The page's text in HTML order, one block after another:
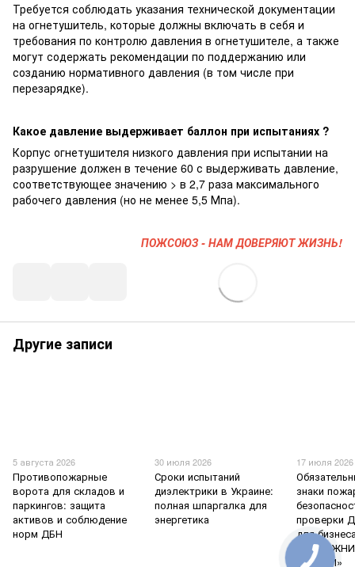
Требуется соблюдать указания технической документации
на огнетушитель, которые должны включать в себя и
требования по контролю давления в огнетушителе, а также
могут содержать рекомендации по поддержанию или
созданию нормативного давления (в том числе при
перезарядке).
Какое давление выдерживает баллон при испытаниях ?
Корпус огнетушителя низкого давления при испытании на
разрушение должен в течение 60 с выдерживать давление,
соответствующее значению > в 2,7 раза максимального
рабочего давления (но не менее 5,5 Мпа).
ПОЖСОЮЗ - НАМ ДОВЕРЯЮТ ЖИЗНЬ!
Другие записи
5 августа 2026
Противопожарные
ворота для складов и
паркингов: защита
активов и соблюдение
норм ДБН
30 июля 2026
Сроки испытаний
диэлектрики в Украине:
полная шпаргалка для
энергетика
17 июля 2026
знаки
проверки
для
УКРАЇНИ»